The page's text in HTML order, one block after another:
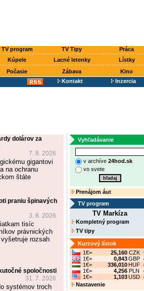
TV program TV Tipy
Práca
Kúpele Lacné letenky
Lístky
Počasie Zábava
Kino
Kontakt Inzercia
dolárov za
7. 8. 2026
gigantovi
na ochranu
štáte
praniu špinavých
3. 8. 2026
tisíc
právnických
rozsah
spoločnosti
31. 7. 2026
systémov troch
Vyhľadávanie
v archíve 24hod.sk
vo svete
Prenájom áut
TV program
TV Markíza
Kompletný program
TV tipy
Kurzový lístok
1€=
25,160 CZK
1€=
0,843GBP
1€=
336,010HUF
1€=
4,256 PLN
1€=
1,103USD
Nastavenie